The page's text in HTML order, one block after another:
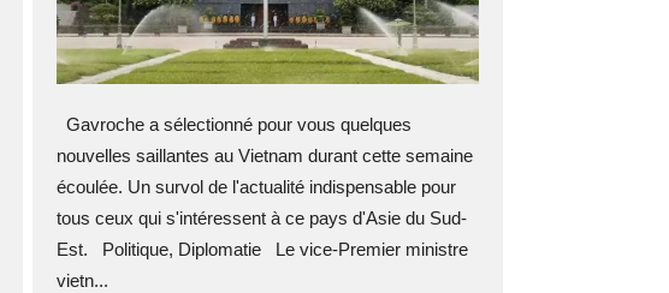
Gavroche a sélectionné pour vous quelques
nouvelles saillantes au Vietnam durant cette semaine
écoulée. Un survol de l'actualité indispensable pour
tous ceux qui s'intéressent à ce pays d'Asie du Sud-
Est. Politique, Diplomatie Le vice-Premier ministre
vietn...